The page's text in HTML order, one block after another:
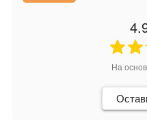
На